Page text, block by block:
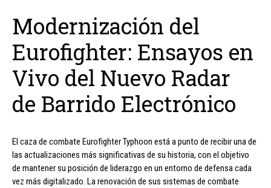
Modernización del
Eurofighter: Ensayos en
Vivo del Nuevo Radar
de Barrido Electrónico
El caza de combate Eurofighter Typhoon está a punto de recibir una de
las actualizaciones más significativas de su historia, con el objetivo
de mantener su posición de liderazgo en un entorno de defensa cada
vez más digitalizado. La renovación de sus sistemas de combate